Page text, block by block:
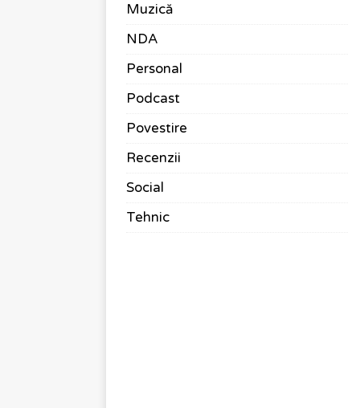
Muzică
NDA
Personal
Podcast
Povestire
Recenzii
Social
Tehnic